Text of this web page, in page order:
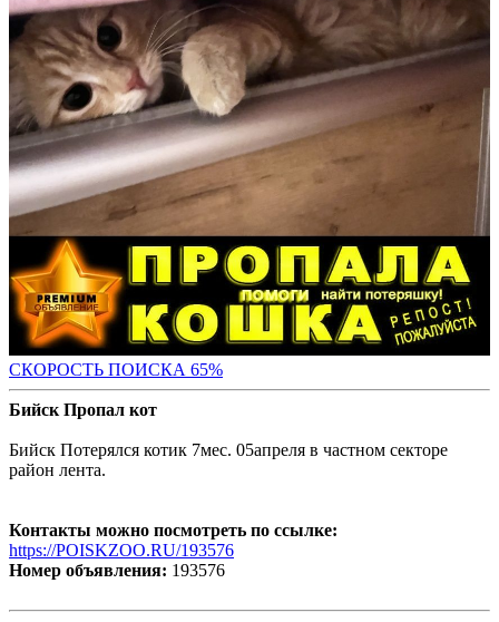
СКОРОСТЬ ПОИСКА 65%
Бийск Пропал кот
Бийск Потерялся котик 7мес. 05апреля в частном секторе
район лента.
Контакты можно посмотреть по ссылке:
https://POISKZOO.RU/193576
Номер объявления: 193576